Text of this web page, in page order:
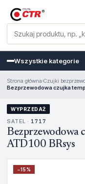
Wszystkie kategorie
Strona główna›Czujki
Bezprzewodowa czujka
WYPRZEDAŻ
SATEL · 1717
Bezprzewodowa
ATD100 BRsys
−15%